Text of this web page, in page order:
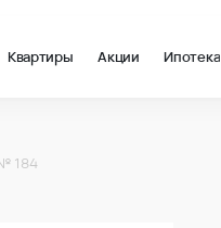
Квартиры Акции Ипотека
184